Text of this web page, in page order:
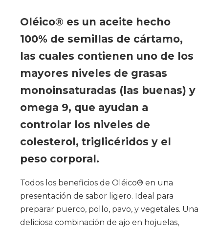
Oléico® es un aceite hecho
100% de semillas de cártamo,
las cuales contienen uno de los
mayores niveles de grasas
monoinsaturadas (las buenas) y
omega 9, que ayudan a
controlar los niveles de
colesterol, triglicéridos y el
peso corporal.
Todos los beneficios de Oléico® en una
presentación de sabor ligero. Ideal para
preparar puerco, pollo, pavo, y vegetales. Una
deliciosa combinación de ajo en hojuelas,